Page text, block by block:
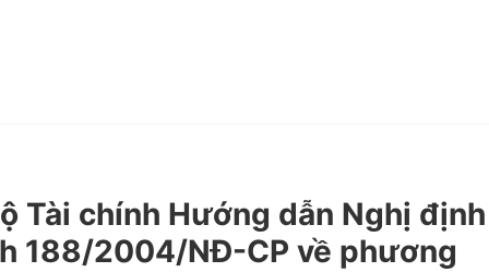
Tài chính Hướng dẫn Nghị định
188/2004/NĐ-CP về phương